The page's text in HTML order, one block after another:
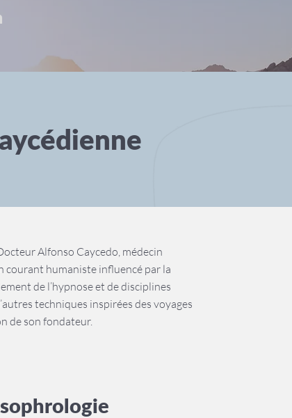
Alfonso Caycedo, médecin
courant humaniste influencé par la
de l’hypnose et de disciplines
techniques inspirées des voyages
de son fondateur.